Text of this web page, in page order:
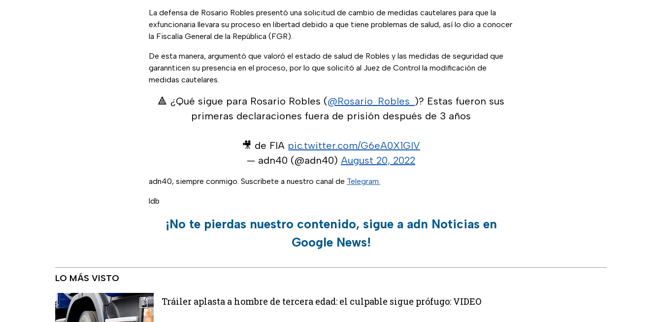
La defensa de Rosario Robles presentó una solicitud de cambio de medidas cautelares para que la
exfuncionaria llevara su proceso en libertad debido a que tiene problemas de salud, así lo dio a conocer
la Fiscalía General de la República (FGR).
De esta manera, argumentó que valoró el estado de salud de Robles y las medidas de seguridad que
garannticen su presencia en el proceso, por lo que solicitó al Juez de Control la modificación de
medidas cautelares.
🔺 ¿Qué sigue para Rosario Robles (@Rosario_Robles_ )? Estas fueron sus
primeras declaraciones fuera de prisión después de 3 años
🎥 de FIA pic.twitter.com/G6eA0X1GlV
— adn40 (@adn40) August 20, 2022
adn40, siempre conmigo. Suscríbete a nuestro canal de Telegram.
ldb
¡No te pierdas nuestro contenido, sigue a adn Noticias en
Google News!
LO MÁS VISTO
Tráiler aplasta a hombre de tercera edad: el culpable sigue prófugo: VIDEO